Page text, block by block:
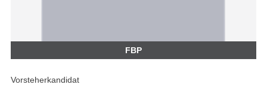
FBP
Vorsteherkandidat